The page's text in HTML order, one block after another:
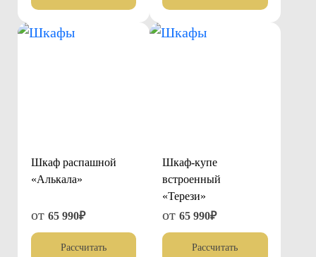
Шкаф распашной
«Алькала»
от 65 990₽
Рассчитать
Шкаф-купе
встроенный
«Терези»
от65 990₽
Рассчитать